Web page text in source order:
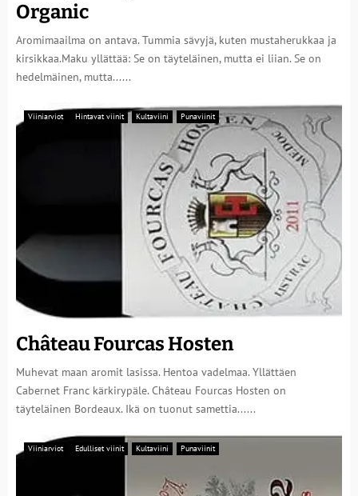
Organic
Aromimaailma on antava. Tummia sävyjä, kuten mustaherukkaa ja
kirsikkaa.Maku yllättää: Se on täyteläinen, mutta ei liian. Se on
hedelmäinen, mutta......
Viiniarviot Hintavat viinit Kultaviini Punaviinit
Château Fourcas Hosten
Muhevat maan aromit lasissa. Hentoa vadelmaa. Yllättäen
Cabernet Franc kärkirypäle. Château Fourcas Hosten on
täyteläinen Bordeaux. Ikä on tuonut samettia......
Viiniarviot Edulliset viinit Kultaviini Punaviinit